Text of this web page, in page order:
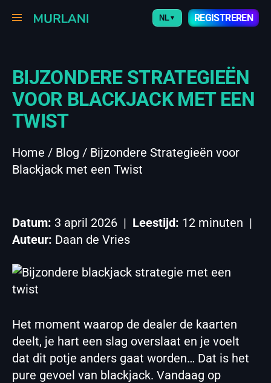
NL▼ REGISTREREN
BIJZONDERE STRATEGIEËN
VOOR BLACKJACK MET EEN
TWIST
Home / Blog / Bijzondere Strategieën voor
Blackjack met een Twist
Datum: 3 april 2026 | Leestijd: 12 minuten |
Auteur: Daan de Vries
Het moment waarop de dealer de kaarten
deelt, je hart een slag overslaat en je voelt
dat dit potje anders gaat worden… Dat is het
pure gevoel van blackjack. Vandaag op